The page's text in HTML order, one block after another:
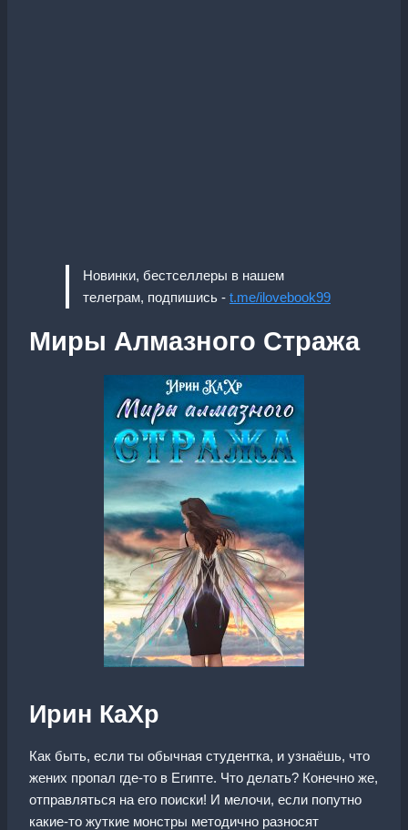
Новинки, бестселлеры в нашем
телеграм, подпишись - t.me/ilovebook99
Миры Алмазного Стража
Ирин КаХр
Как быть, если ты обычная студентка, и узнаёшь, что
жених пропал где-то в Египте. Что делать? Конечно же,
отправляться на его поиски! И мелочи, если попутно
какие-то жуткие монстры методично разносят